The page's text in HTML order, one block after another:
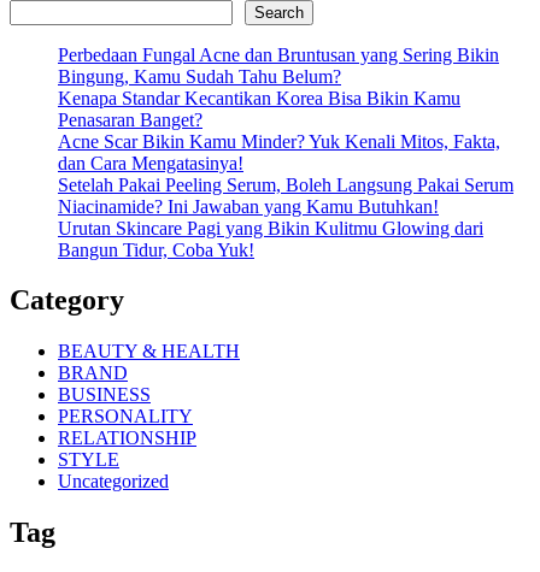
Search
Perbedaan Fungal Acne dan Bruntusan yang Sering Bikin
Bingung, Kamu Sudah Tahu Belum?
Kenapa Standar Kecantikan Korea Bisa Bikin Kamu
Penasaran Banget?
Acne Scar Bikin Kamu Minder? Yuk Kenali Mitos, Fakta,
dan Cara Mengatasinya!
Setelah Pakai Peeling Serum, Boleh Langsung Pakai Serum
Niacinamide? Ini Jawaban yang Kamu Butuhkan!
Urutan Skincare Pagi yang Bikin Kulitmu Glowing dari
Bangun Tidur, Coba Yuk!
Category
BEAUTY & HEALTH
BRAND
BUSINESS
PERSONALITY
RELATIONSHIP
STYLE
Uncategorized
Tag